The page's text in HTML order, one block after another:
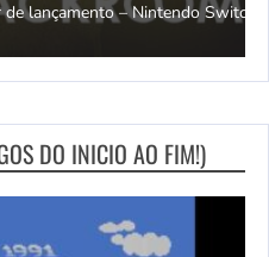
lançamento – Nintendo Switch
DO INICIO AO FIM!)